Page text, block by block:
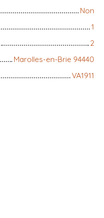
Non
1
2
Marolles-en-Brie 94440
VA1911